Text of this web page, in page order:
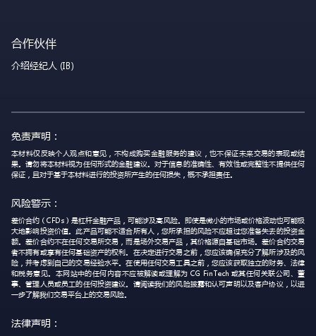
合作伙伴
介绍经纪人 (IB)
免责声明：
本材料仅反映个人观点和意见，不构成购买金融服务的建议，也不保证未来交易的表现或结
果。请勿将本材料视为任何形式的金融建议。对于信息的准确性、有效性或完整性不提供任何
保证，且对于基于本材料进行的投资所产生的任何损失，概不承担责任。
风险警示：
差价合约（CFDs）是杠杆金融产品，可能涉及高风险。即使是微小的市场或价格波动也可能极
大地影响投资价值。此产品可能不适合所有人，您所承担的风险不应超过您准备失去的投资金
额。差价合约不在任何交易所交易，而是场外交易产品，其价格源自基础市场。差价合约交易
者不拥有或享有任何基础资产的权利。在决定进行交易之前，您应该确保充分了解所涉及的风
险，并考虑到自己的交易经验水平。在使用任何交易工具之前，您应该获取独立的财务、法律
和税务意见。本网站中的任何内容不应被解读或理解为 CG FinTech 或其任何关联公司、董
事、管理人员或员工的任何投资建议。请阅读我们的风险披露和认可声明以及客户协议，以进
一步了解我们交易平台上的交易风险。
法律声明：